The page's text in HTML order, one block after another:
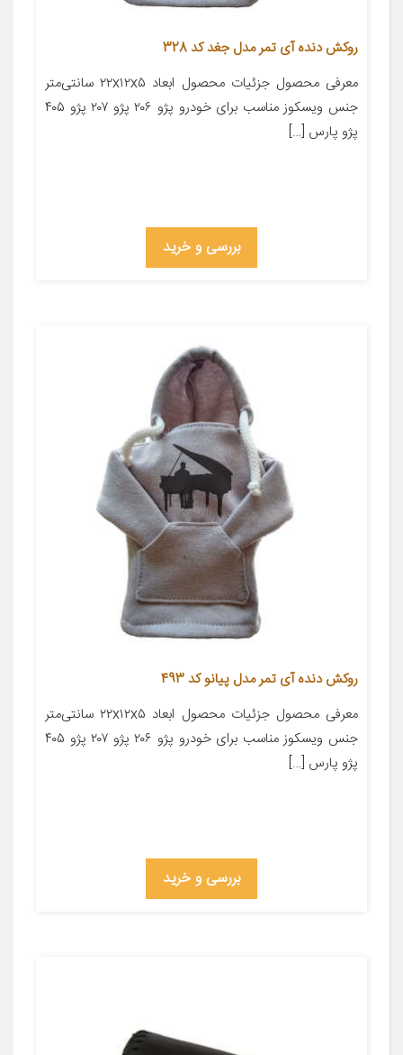
روکش دنده آی تمر مدل جغد کد 328
معرفی محصول جزئیات محصول ابعاد ۲۲x۱۲x۵ سانتی‌متر
جنس ویسکوز مناسب برای خودرو پژو ۲۰۶ پژو ۲۰۷ پژو ۴۰۵
پژو پارس […]
بررسی و خرید
روکش دنده آی تمر مدل پیانو کد 493
معرفی محصول جزئیات محصول ابعاد ۲۲x۱۲x۵ سانتی‌متر
جنس ویسکوز مناسب برای خودرو پژو ۲۰۶ پژو ۲۰۷ پژو ۴۰۵
پژو پارس […]
بررسی و خرید